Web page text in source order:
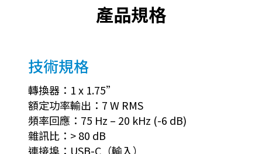
產品規格
技術規格
轉換器：1 x 1.75”
額定功率輸出：7 W RMS
頻率回應：75 Hz – 20 kHz (-6 dB)
雜訊比：> 80 dB
連接埠：USB-C（輸入）